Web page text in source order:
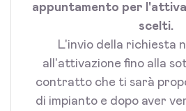
appuntamento per
scelti.
L'invio della richiesta
all'attivazione fino alla
contratto che ti sarà
di impianto e dopo aver